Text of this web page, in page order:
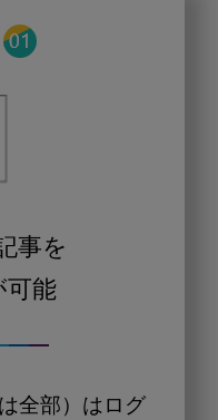
事を
可能
全部）はログ